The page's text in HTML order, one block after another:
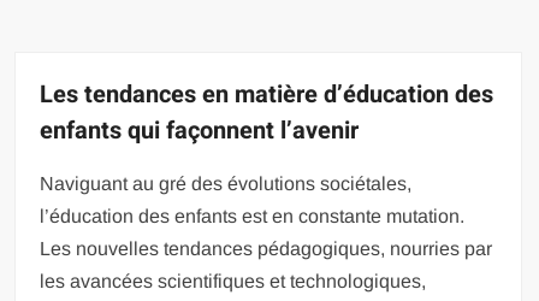
Les tendances en matière d’éducation des
enfants qui façonnent l’avenir
Naviguant au gré des évolutions sociétales,
l’éducation des enfants est en constante mutation.
Les nouvelles tendances pédagogiques, nourries par
les avancées scientifiques et technologiques,